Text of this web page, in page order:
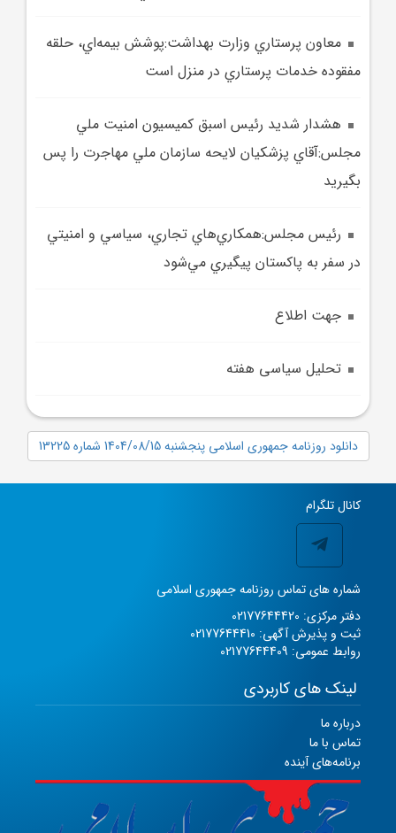
معاون پرستاري وزارت بهداشت:پوشش بيمه‌اي، حلقه
مفقوده خدمات پرستاري در منزل است
هشدار شديد رئيس اسبق کميسيون امنيت ملي
مجلس:آقاي پزشکيان لايحه سازمان ملي مهاجرت را پس
بگيريد
رئيس مجلس:همکاري‌هاي تجاري، سياسي و امنيتي
در سفر به پاکستان پيگيري مي‌شود
جهت اطلاع
تحلیل سیاسی هفته
دانلود روزنامه جمهوری اسلامی پنجشنبه 1404/08/15 شماره 13225
کانال تلگرام
شماره های تماس روزنامه جمهوری اسلامی
دفتر مرکزی: 02177644420
ثبت و پذیرش آگهی: 02177644410
روابط عمومی: 02177644409
لینک های کاربردی
درباره ما
تماس با ما
برنامه‌های آینده